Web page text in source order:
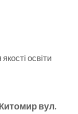
освіти
вул.